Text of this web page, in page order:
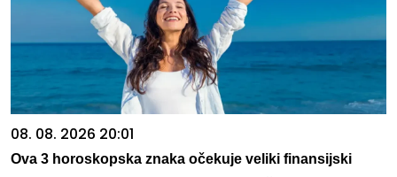
08. 08. 2026 20:01
Ova 3 horoskopska znaka očekuje veliki finansijski